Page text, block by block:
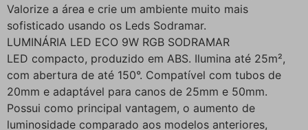
Valorize a área e crie um ambiente muito mais
sofisticado usando os Leds Sodramar.
LUMINÁRIA LED ECO 9W RGB SODRAMAR
LED compacto, produzido em ABS. Ilumina até 25m²,
com abertura de até 150°. Compatível com tubos de
20mm e adaptável para canos de 25mm e 50mm.
Possui como principal vantagem, o aumento de
luminosidade comparado aos modelos anteriores,